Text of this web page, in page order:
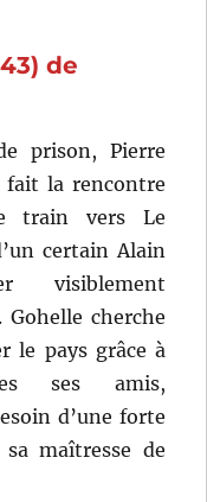
de
prison, Pierre
fait la rencontre
train vers Le
certain Alain
visiblement
Gohelle cherche
le pays grâce à
ses amis,
d’une forte
maîtresse de